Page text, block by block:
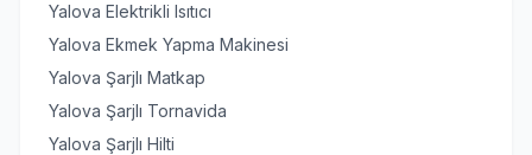
Yalova Elektrikli Isıtıcı
Yalova Ekmek Yapma Makinesi
Yalova Şarjlı Matkap
Yalova Şarjlı Tornavida
Yalova Şarjlı Hilti